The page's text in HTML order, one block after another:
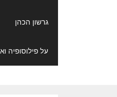
גרשון הכהן
על פילוסופיה